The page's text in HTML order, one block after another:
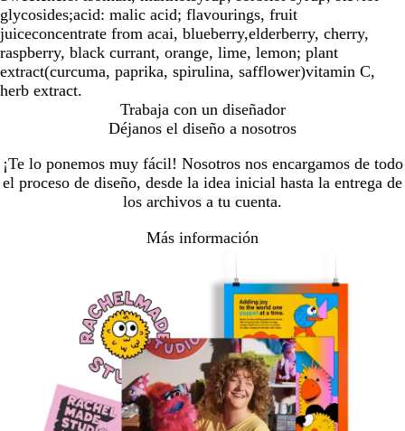
glycosides;acid: malic acid; flavourings, fruit
juiceconcentrate from acai, blueberry,elderberry, cherry,
raspberry, black currant, orange, lime, lemon; plant
extract(curcuma, paprika, spirulina, safflower)vitamin C,
herb extract.
Trabaja con un diseñador
Déjanos el diseño a nosotros
¡Te lo ponemos muy fácil! Nosotros nos encargamos de todo
el proceso de diseño, desde la idea inicial hasta la entrega de
los archivos a tu cuenta.
Más información